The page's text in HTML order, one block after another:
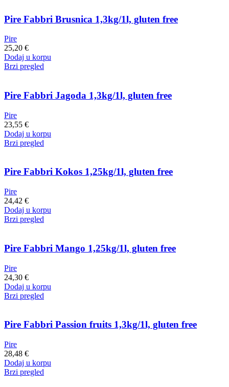
Pire Fabbri Brusnica 1,3kg/1l, gluten free
Pire
25,20 €
Dodaj u korpu
Brzi pregled
Pire Fabbri Jagoda 1,3kg/1l, gluten free
Pire
23,55 €
Dodaj u korpu
Brzi pregled
Pire Fabbri Kokos 1,25kg/1l, gluten free
Pire
24,42 €
Dodaj u korpu
Brzi pregled
Pire Fabbri Mango 1,25kg/1l, gluten free
Pire
24,30 €
Dodaj u korpu
Brzi pregled
Pire Fabbri Passion fruits 1,3kg/1l, gluten free
Pire
28,48 €
Dodaj u korpu
Brzi pregled